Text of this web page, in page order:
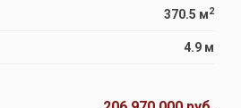
370.5 м2
4.9 м